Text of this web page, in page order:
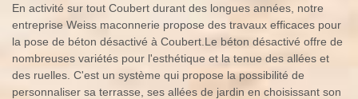
En activité sur tout Coubert durant des longues années, notre
entreprise Weiss maconnerie propose des travaux efficaces pour
la pose de béton désactivé à Coubert.Le béton désactivé offre de
nombreuses variétés pour l'esthétique et la tenue des allées et
des ruelles. C'est un système qui propose la possibilité de
personnaliser sa terrasse, ses allées de jardin en choisissant son